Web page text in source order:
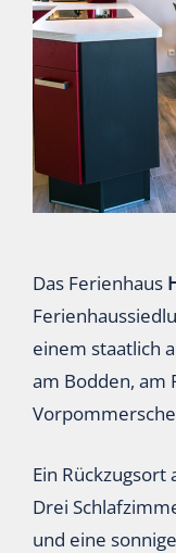
Das Ferienhaus
einem staatlich
am Bodden, am
Ein
Drei
und eine